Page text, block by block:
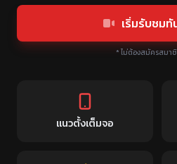
เริ่มรับชม
* ไม่ต้องสมัครสมา
แนวตั้งเต็มจอ